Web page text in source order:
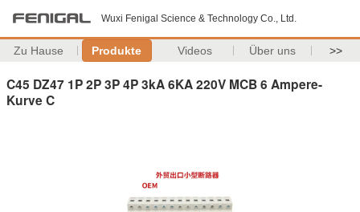
Wuxi Fenigal Science & Technology Co., Ltd.
Zu Hause Produkte Videos Über uns >>
C45 DZ47 1P 2P 3P 4P 3kA 6KA 220V MCB 6 Ampere-
Kurve C